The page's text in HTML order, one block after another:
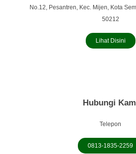
No.12, Pesantren, Kec. Mijen, Kota
50212
Lihat Disini
Hubungi
Telepon
0813-1835-2259